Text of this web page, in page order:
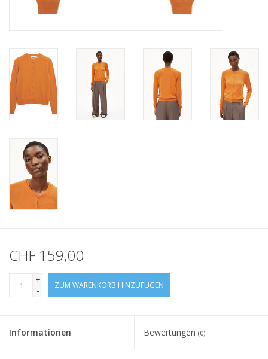
CHF 159,00
+
-
ZUM WARENKORB HINZUFÜGEN
Informationen Bewertungen (0)